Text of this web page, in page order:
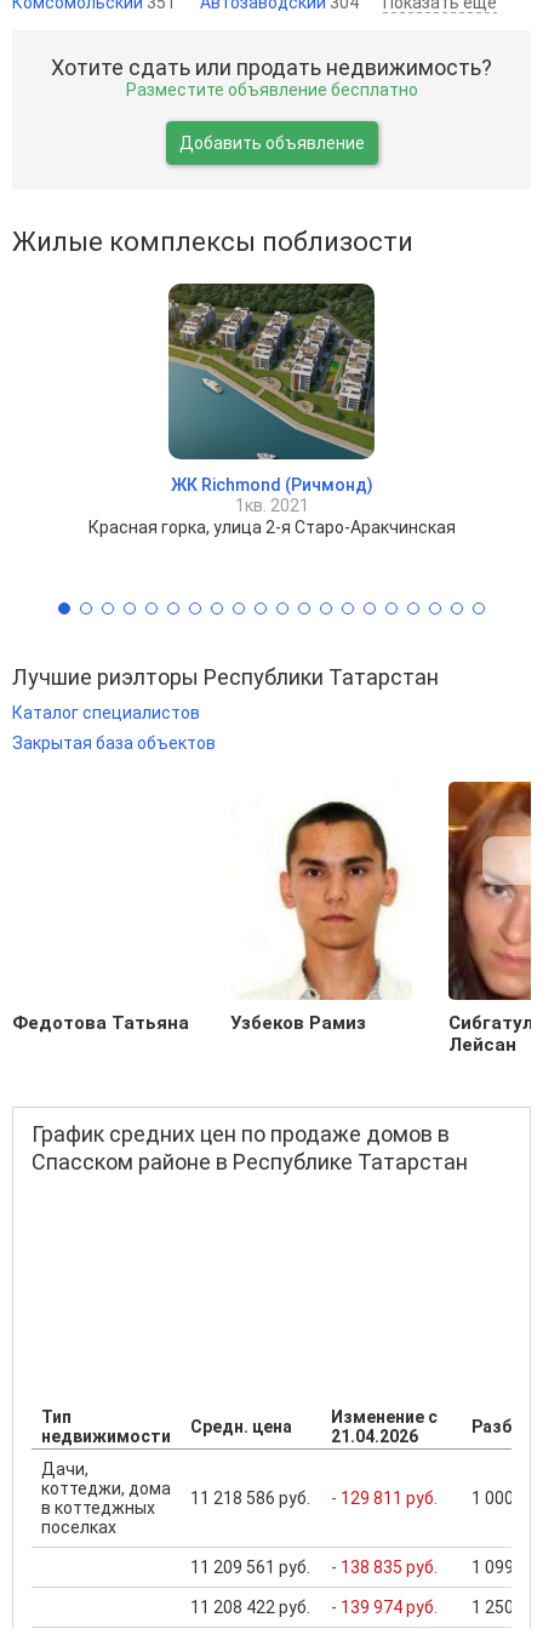
Хотите сдать или продать недвижимость?
Разместите объявление бесплатно
Добавить объявление
Жилые комплексы поблизости
ЖК Richmond (Ричмонд)
1кв. 2021
Красная горка, улица 2-я Старо-Аракчинская
Лучшие риэлторы Республики Татарстан
Каталог специалистов
Закрытая база объектов
Федотова Татьяна Узбеков Рамиз
Лейсан
График средних цен по продаже домов в
Спасском районе в Республике Татарстан
Тип
недвижимости
Средн. цена
Изменение с
21.04.2026
Дачи,
коттеджи, дома
в коттеджных
поселках
11 218 586 руб. - 129 811 руб. 1 000
11 209 561 руб. - 138 835 руб. 1 099
11 208 422 руб. - 139 974 руб. 1 250